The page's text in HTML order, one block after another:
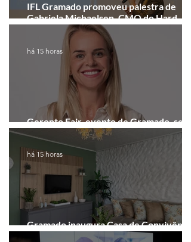
IFL Gramado promoveu palestra de
Gabriela Michaelsen, CMO do Hard
Rock Cafe Gramado
Geronto Fair, evento de Gramado, será
realizada em formato digital
há 15 horas
Gramado inaugura Casa de Convivência
dedicada às mulheres
há 15 horas